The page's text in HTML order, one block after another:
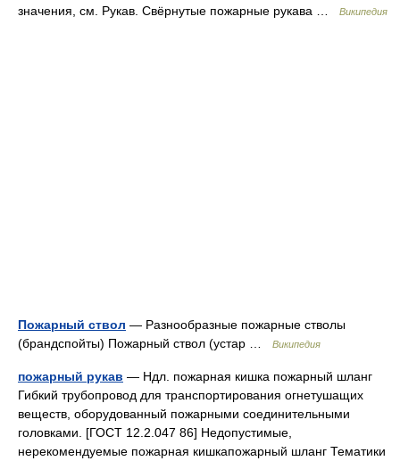
значения, см. Рукав. Свёрнутые пожарные рукава …
Википедия
Пожарный ствол — Разнообразные пожарные стволы
(брандспойты) Пожарный ствол (устар …
Википедия
пожарный рукав — Ндл. пожарная кишка пожарный шланг
Гибкий трубопровод для транспортирования огнетушащих
веществ, оборудованный пожарными соединительными
головками. [ГОСТ 12.2.047 86] Недопустимые,
нерекомендуемые пожарная кишкапожарный шланг Тематики